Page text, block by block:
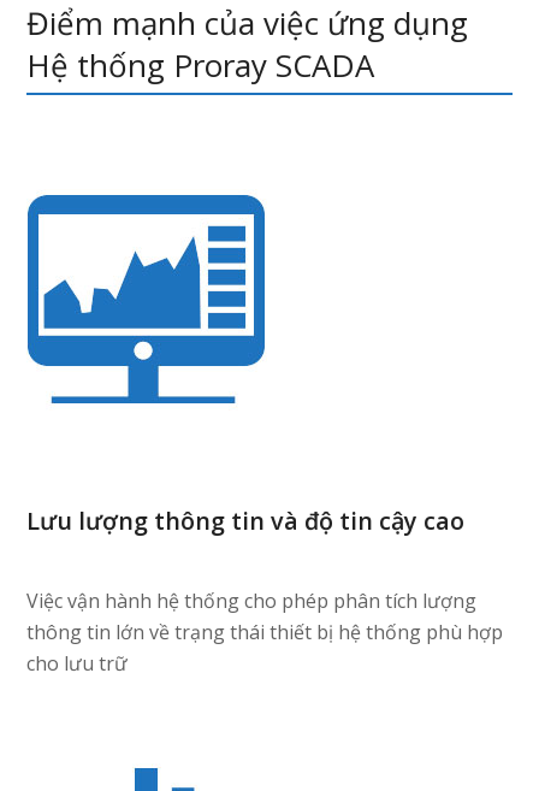
Điểm mạnh của việc ứng dụng
Hệ thống Proray SCADA
Lưu lượng thông tin và độ tin cậy cao
Việc vận hành hệ thống cho phép phân tích lượng
thông tin lớn về trạng thái thiết bị hệ thống phù hợp
cho lưu trữ